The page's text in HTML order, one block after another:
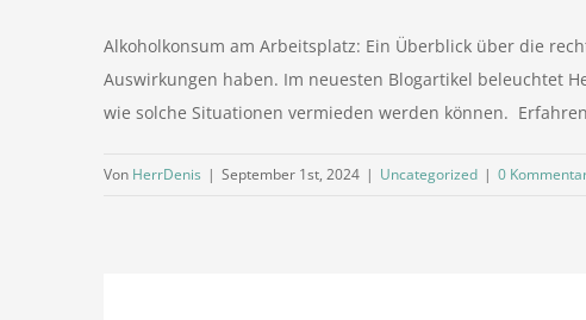
Alkoholkonsum am Arbeitsplatz: Ein Überblick über die
Auswirkungen haben. Im neuesten Blogartikel beleuchtet
wie solche Situationen vermieden werden können.
Von HerrDenis | September 1st, 2024 | Uncategorized | 0